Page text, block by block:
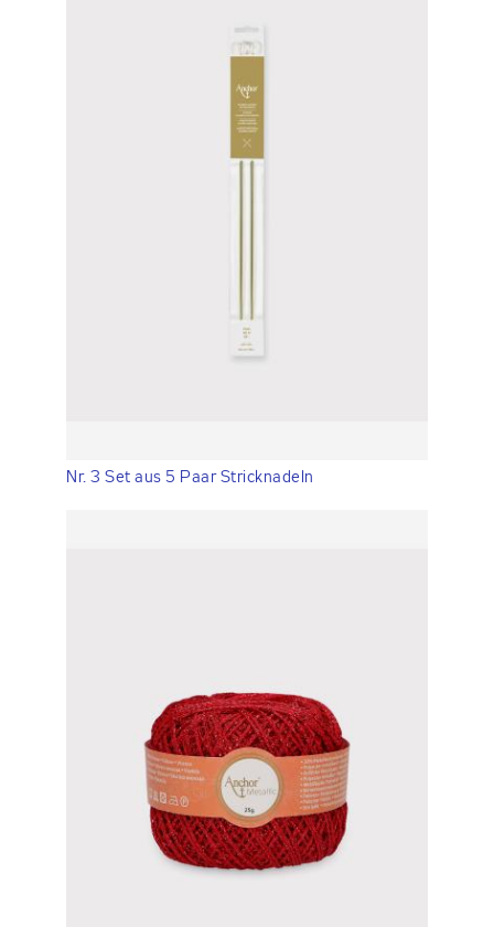
Nr. 3 Set aus 5 Paar Stricknadeln